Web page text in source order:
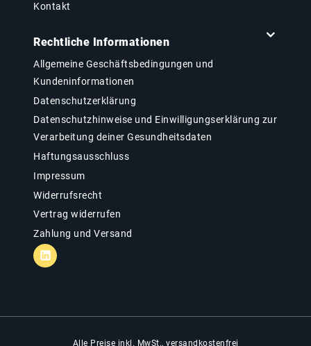
Kontakt
Rechtliche Informationen
Allgemeine Geschäftsbedingungen und
Kundeninformationen
Datenschutzerklärung
Datenschutzhinweise und Einwilligungserklärung zur
Verarbeitung deiner Gesundheitsdaten
Haftungsausschluss
Impressum
Widerrufsrecht
Vertrag widerrufen
Zahlung und Versand
Alle Preise inkl. MwSt., versandkostenfrei